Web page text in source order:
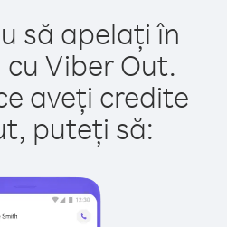
să apelați în
Viber Out.
aveți credite
puteți să: